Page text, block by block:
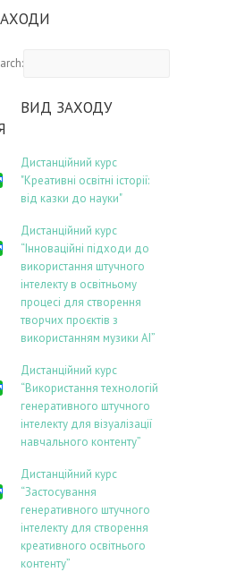
ВИД ЗАХОДУ
Дистанційний курс
"Креативні освітні історії:
від казки до науки"
Дистанційний курс
“Інноваційні підходи до
використання штучного
інтелекту в освітньому
процесі для створення
творчих проєктів з
використанням музики АІ”
Дистанційний курс
“Використання технологій
генеративного штучного
інтелекту для візуалізації
навчального контенту”
Дистанційний курс
“Застосування
генеративного штучного
інтелекту для створення
креативного освітнього
контенту”